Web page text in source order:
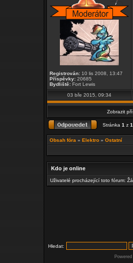
Registrován: 10 lis 2008, 13:47
Příspěvky: 20685
Bydliště: Fort Lewis
03 bře 2015, 09:34
Zobrazit
Stránka 1 z 1
Obsah fóra » Elektro » Ostatní
Kdo je online
Uživatelé procházející toto fórum:
Hledat: